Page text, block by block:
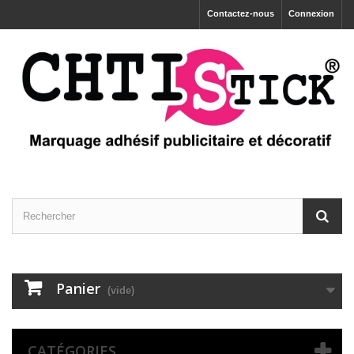
Connexion
Contactez-nous
Panier (vide)